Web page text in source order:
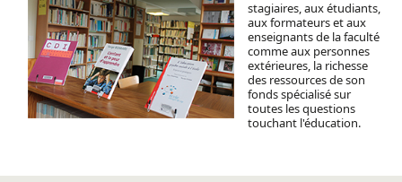
stagiaires, aux étudiants,
aux formateurs et aux
enseignants de la faculté
comme aux personnes
extérieures, la richesse
des ressources de son
fonds spécialisé sur
toutes les questions
touchant l'éducation.